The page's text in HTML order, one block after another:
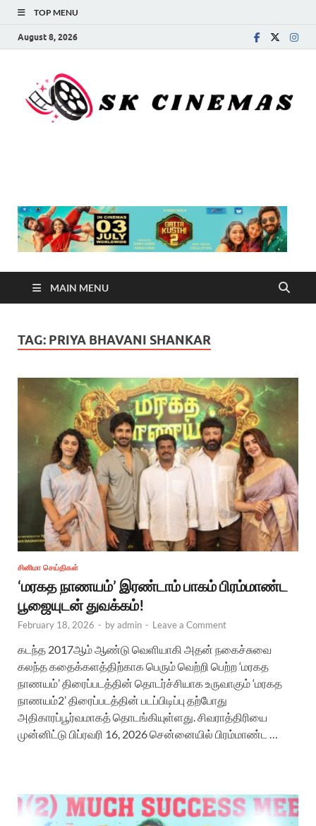
TOP MENU
August 8, 2026
MAIN MENU
TAG: PRIYA BHAVANI SHANKAR
சினிமா செய்திகள்
‘மரகத நாணயம்’ இரண்டாம் பாகம் பிரம்மாண்ட
பூஜையுடன் துவக்கம்!
February 18, 2026 - byadmin - Leave a Comment
கடந்த 2017ஆம் ஆண்டு வெளியாகி அதன் நகைச்சுவை
கலந்த கதைக்களத்திற்காக பெரும் வெற்றி பெற்ற ‘மரகத
நாணயம்’ திரைப்படத்தின் தொடர்ச்சியாக உருவாகும் ‘மரகத
நாணயம்2’ திரைப்படத்தின் படப்பிடிப்பு தற்போது
அதிகாரப்பூர்வமாகத் தொடங்கியுள்ளது. சிவராத்திரியை
முன்னிட்டு பிப்ரவரி 16, 2026 சென்னையில் பிரம்மாண்ட …